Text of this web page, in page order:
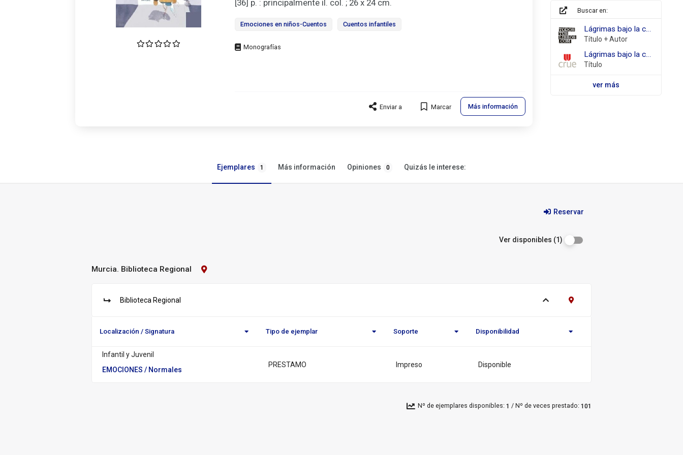
[36] p. : principalmente il. col. ; 26 x 24 cm.
Emociones en niños-Cuentos Cuentos infantiles
Tipo
Enviar a Marcar Más información
Buscar en:
todostuslibros.com Lágrimas bajo la cama Meilán, Ana
Título + Autor
REBIUN Lágrimas bajo la cama
Título
ver más
Ejemplares 1 Más información Opiniones 0 Quizás le interese:
Reservar
Ver disponibles (1)
Biblioteca:
Murcia. Biblioteca Regional
Contacto
u
s
a
Biblioteca Regional Ver ejemplaresContacto Biblioteca Regional
Localización / Signatura Tipo de ejemplar Soporte
Disponibilidad
Infantil y Juvenil
EMOCIONES / Normales
PRESTAMO Impreso Disponible
Nº de ejemplares disponibles: 1 / Nº de veces prestado: 101